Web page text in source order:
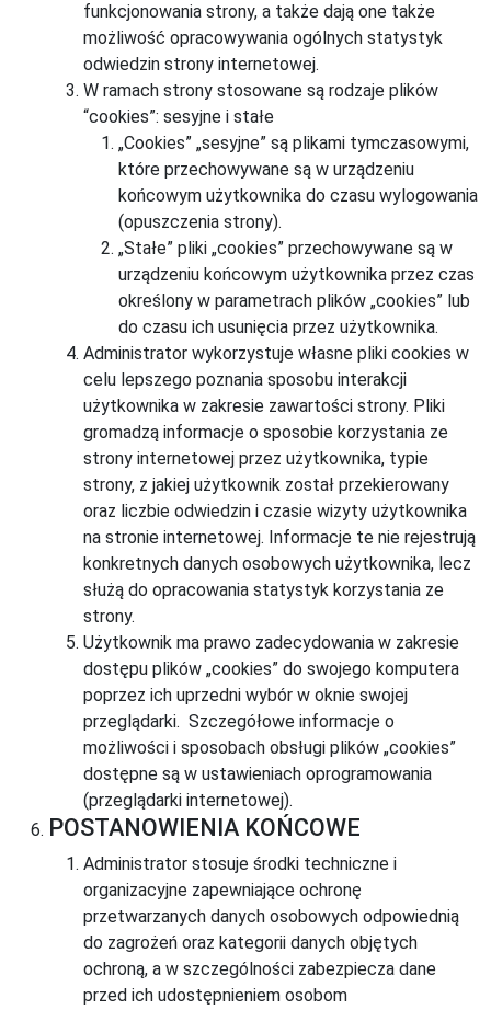
funkcjonowania strony, a także dają one także
możliwość opracowywania ogólnych statystyk
odwiedzin strony internetowej.
W ramach strony stosowane są rodzaje plików
“cookies”: sesyjne i stałe
„Cookies” „sesyjne” są plikami tymczasowymi,
które przechowywane są w urządzeniu
końcowym użytkownika do czasu wylogowania
(opuszczenia strony).
„Stałe” pliki „cookies” przechowywane są w
urządzeniu końcowym użytkownika przez czas
określony w parametrach plików „cookies” lub
do czasu ich usunięcia przez użytkownika.
Administrator wykorzystuje własne pliki cookies w
celu lepszego poznania sposobu interakcji
użytkownika w zakresie zawartości strony. Pliki
gromadzą informacje o sposobie korzystania ze
strony internetowej przez użytkownika, typie
strony, z jakiej użytkownik został przekierowany
oraz liczbie odwiedzin i czasie wizyty użytkownika
na stronie internetowej. Informacje te nie rejestrują
konkretnych danych osobowych użytkownika, lecz
służą do opracowania statystyk korzystania ze
strony.
Użytkownik ma prawo zadecydowania w zakresie
dostępu plików „cookies” do swojego komputera
poprzez ich uprzedni wybór w oknie swojej
przeglądarki. Szczegółowe informacje o
możliwości i sposobach obsługi plików „cookies”
dostępne są w ustawieniach oprogramowania
(przeglądarki internetowej).
POSTANOWIENIA KOŃCOWE
Administrator stosuje środki techniczne i
organizacyjne zapewniające ochronę
przetwarzanych danych osobowych odpowiednią
do zagrożeń oraz kategorii danych objętych
ochroną, a w szczególności zabezpiecza dane
przed ich udostępnieniem osobom